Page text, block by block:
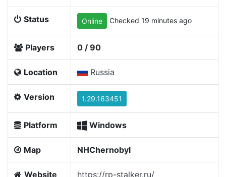
Status Online Checked 19 minutes ago
Players 0 / 90
Location Russia
Version 1.29.163451
Platform Windows
Map NHChernobyl
Website https://rp-stalker.ru/